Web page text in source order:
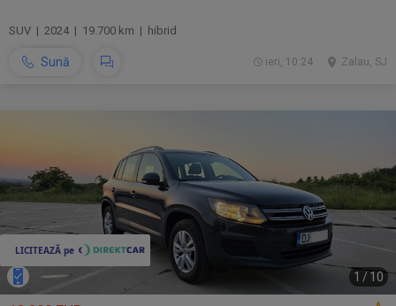
SUV | 2024 | 19.700 km | hibrid
Sună Zalau, SJ
ieri, 10:24
1 / 10